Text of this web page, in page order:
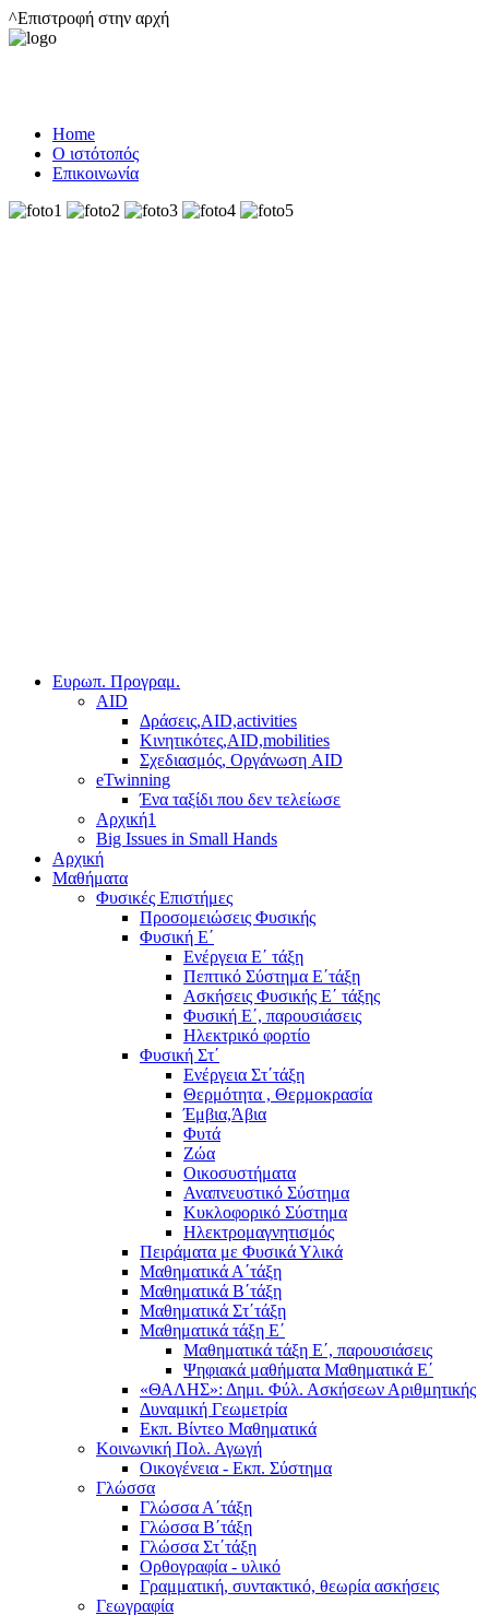
^Επιστροφή στην αρχή
Home
Ο ιστότοπός
Επικοινωνία
Ευρωπ. Προγραμ.
AID
Δράσεις,AID,activities
Κινητικότες,AID,mobilities
Σχεδιασμός, Οργάνωση AID
eTwinning
Ένα ταξίδι που δεν τελείωσε
Αρχική1
Big Issues in Small Hands
Αρχική
Μαθήματα
Φυσικές Επιστήμες
Προσομειώσεις Φυσικής
Φυσική Ε΄
Ενέργεια Ε΄ τάξη
Πεπτικό Σύστημα Ε΄τάξη
Ασκήσεις Φυσικής Ε΄ τάξης
Φυσική Ε΄, παρουσιάσεις
Ηλεκτρικό φορτίο
Φυσική Στ΄
Ενέργεια Στ΄τάξη
Θερμότητα , Θερμοκρασία
Έμβια,Άβια
Φυτά
Ζώα
Οικοσυστήματα
Αναπνευστικό Σύστημα
Κυκλοφορικό Σύστημα
Ηλεκτρομαγνητισμός
Πειράματα με Φυσικά Υλικά
Μαθηματικά Α΄τάξη
Μαθηματικά Β΄τάξη
Μαθηματικά Στ΄τάξη
Μαθηματικά τάξη Ε΄
Μαθηματικά τάξη Ε΄, παρουσιάσεις
Ψηφιακά μαθήματα Μαθηματικά Ε΄
«ΘΑΛΗΣ»: Δημι. Φύλ. Ασκήσεων Αριθμητικής
Δυναμική Γεωμετρία
Εκπ. Βίντεο Μαθηματικά
Κοινωνική Πολ. Αγωγή
Οικογένεια - Εκπ. Σύστημα
Γλώσσα
Γλώσσα Α΄τάξη
Γλώσσα Β΄τάξη
Γλώσσα Στ΄τάξη
Ορθογραφία - υλικό
Γραμματική, συντακτικό, θεωρία ασκήσεις
Γεωγραφία